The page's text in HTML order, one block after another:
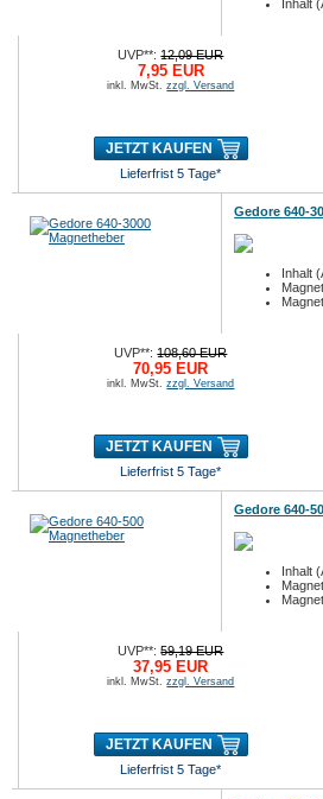
Inhalt
UVP**:12,09 EUR
7,95 EUR
inkl. MwSt.zzgl. Versand
JETZT KAUFEN
Lieferfrist 5 Tage*
Gedore 640-
Inhalt
UVP**:108,60 EUR
70,95 EUR
inkl. MwSt.zzgl. Versand
JETZT KAUFEN
Lieferfrist 5 Tage*
Gedore 640-
Inhalt
UVP**:59,19 EUR
37,95 EUR
inkl. MwSt.zzgl. Versand
JETZT KAUFEN
Lieferfrist 5 Tage*